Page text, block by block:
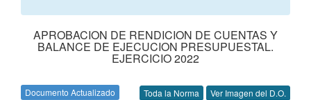
APROBACION DE RENDICION DE CUENTAS Y
BALANCE DE EJECUCION PRESUPUESTAL.
EJERCICIO 2022
Documento Actualizado Toda la Norma Ver Imagen del D.O.